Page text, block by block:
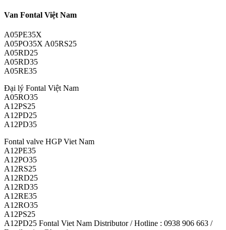
Van Fontal Việt Nam
A05PE35X
A05PO35X A05RS25
A05RD25
A05RD35
A05RE35
Đại lý Fontal Việt Nam
A05RO35
A12PS25
A12PD25
A12PD35
Fontal valve HGP Viet Nam
A12PE35
A12PO35
A12RS25
A12RD25
A12RD35
A12RE35
A12RO35
A12PS25
A12PD25 Fontal Viet Nam Distributor / Hotline : 0938 906 663 /